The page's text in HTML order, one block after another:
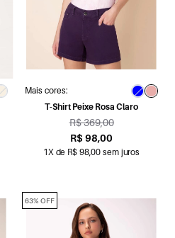
Mais cores:
T-Shirt Peixe Rosa Claro
R$ 369,00
R$ 98,00
1X de R$ 98,00 sem juros
63% OFF